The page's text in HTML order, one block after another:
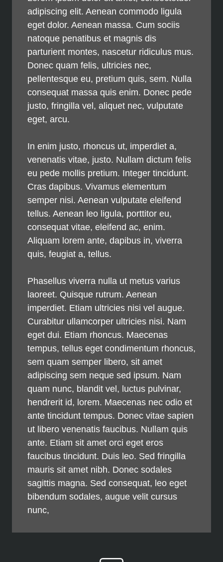
adipiscing elit. Aenean commodo ligula
eget dolor. Aenean massa. Cum sociis
natoque penatibus et magnis dis
parturient montes, nascetur ridiculus mus.
Donec quam felis, ultricies nec,
pellentesque eu, pretium quis, sem. Nulla
consequat massa quis enim. Donec pede
justo, fringilla vel, aliquet nec, vulputate
eget, arcu.
In enim justo, rhoncus ut, imperdiet a,
venenatis vitae, justo. Nullam dictum felis
eu pede mollis pretium. Integer tincidunt.
Cras dapibus. Vivamus elementum
semper nisi. Aenean vulputate eleifend
tellus. Aenean leo ligula, porttitor eu,
consequat vitae, eleifend ac, enim.
Aliquam lorem ante, dapibus in, viverra
quis, feugiat a, tellus.
Phasellus viverra nulla ut metus varius
laoreet. Quisque rutrum. Aenean
imperdiet. Etiam ultricies nisi vel augue.
Curabitur ullamcorper ultricies nisi. Nam
eget dui. Etiam rhoncus. Maecenas
tempus, tellus eget condimentum rhoncus,
sem quam semper libero, sit amet
adipiscing sem neque sed ipsum. Nam
quam nunc, blandit vel, luctus pulvinar,
hendrerit id, lorem. Maecenas nec odio et
ante tincidunt tempus. Donec vitae sapien
ut libero venenatis faucibus. Nullam quis
ante. Etiam sit amet orci eget eros
faucibus tincidunt. Duis leo. Sed fringilla
mauris sit amet nibh. Donec sodales
sagittis magna. Sed consequat, leo eget
bibendum sodales, augue velit cursus
nunc,